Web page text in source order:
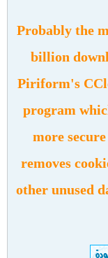
Probably the
billion
Piriform's
program
more
removes
other unused